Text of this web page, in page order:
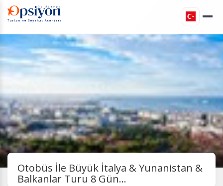
Otobüs İle Büyük İtalya & Yunanistan &
Balkanlar Turu 8 Gün...